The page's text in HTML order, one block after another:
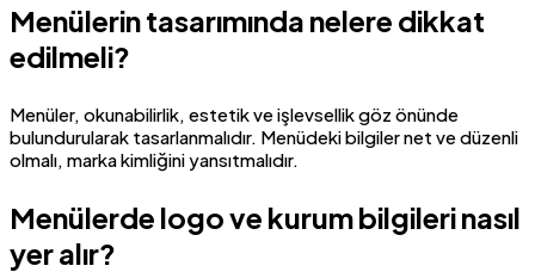
Menülerin tasarımında nelere dikkat
edilmeli?
Menüler, okunabilirlik, estetik ve işlevsellik göz önünde
bulundurularak tasarlanmalıdır. Menüdeki bilgiler net ve düzenli
olmalı, marka kimliğini yansıtmalıdır.
Menülerde logo ve kurum bilgileri nasıl
yer alır?